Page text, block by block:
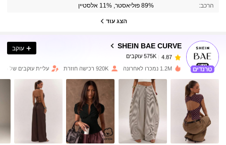
הרכב: 89% פוליאסטר, 11% אלסטיין
הצג עוד
SHEIN BAE CURVE
4.87
575K עוקבים
s***6
שילםלפני יום אחד
4.87 575K עוקבים
575K עוקבים
4.87 575K עוקבים
עוקב
1.2M נמכרו לאחרונה 920K רכישה חוזרת עליית עוקבים של 20%